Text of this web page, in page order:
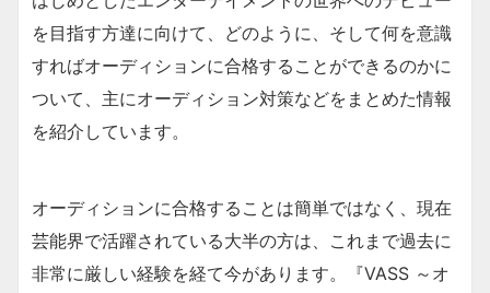
を目指す方達に向けて、どのように、そして何を意識
すればオーディションに合格することができるのかに
ついて、主にオーディション対策などをまとめた情報
を紹介しています。
オーディションに合格することは簡単ではなく、現在
芸能界で活躍されている大半の方は、これまで過去に
非常に厳しい経験を経て今があります。『VASS ～オ